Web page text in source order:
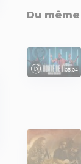
Du
05:04